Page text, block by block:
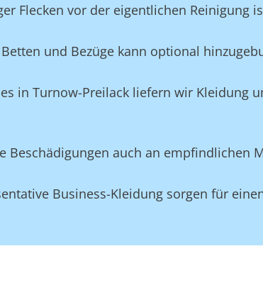
Flecken vor der eigentlichen Reinigung
und Bezüge kann optional
in Turnow-Preilack liefern wir Kleidung
Beschädigungen auch an empfindlichen
Business-Kleidung sorgen für